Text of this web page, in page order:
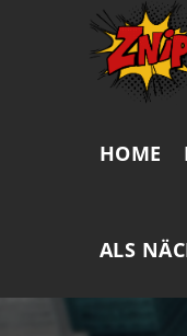
HOME
ALS